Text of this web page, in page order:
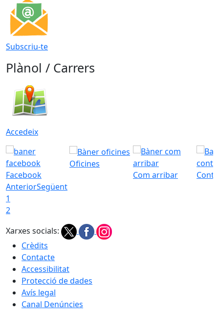
Subscriu-te
Plànol / Carrers
Accedeix
Facebook
Oficines
Com arribar
AnteriorSegüent
1
2
Xarxes socials:
Crèdits
Contacte
Accessibilitat
Protecció de dades
Avís legal
Canal Denúncies